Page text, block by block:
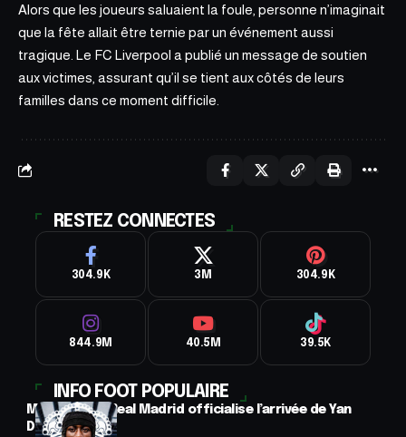
Alors que les joueurs saluaient la foule, personne n’imaginait
que la fête allait être ternie par un événement aussi
tragique. Le FC Liverpool a publié un message de soutien
aux victimes, assurant qu’il se tient aux côtés de leurs
familles dans ce moment difficile.
RESTEZ CONNECTES
304.9K 3M 304.9K
844.9M 40.5M 39.5K
INFO FOOT POPULAIRE
Mercato : Le Real Madrid officialise l’arrivée de Yan
Diomandé